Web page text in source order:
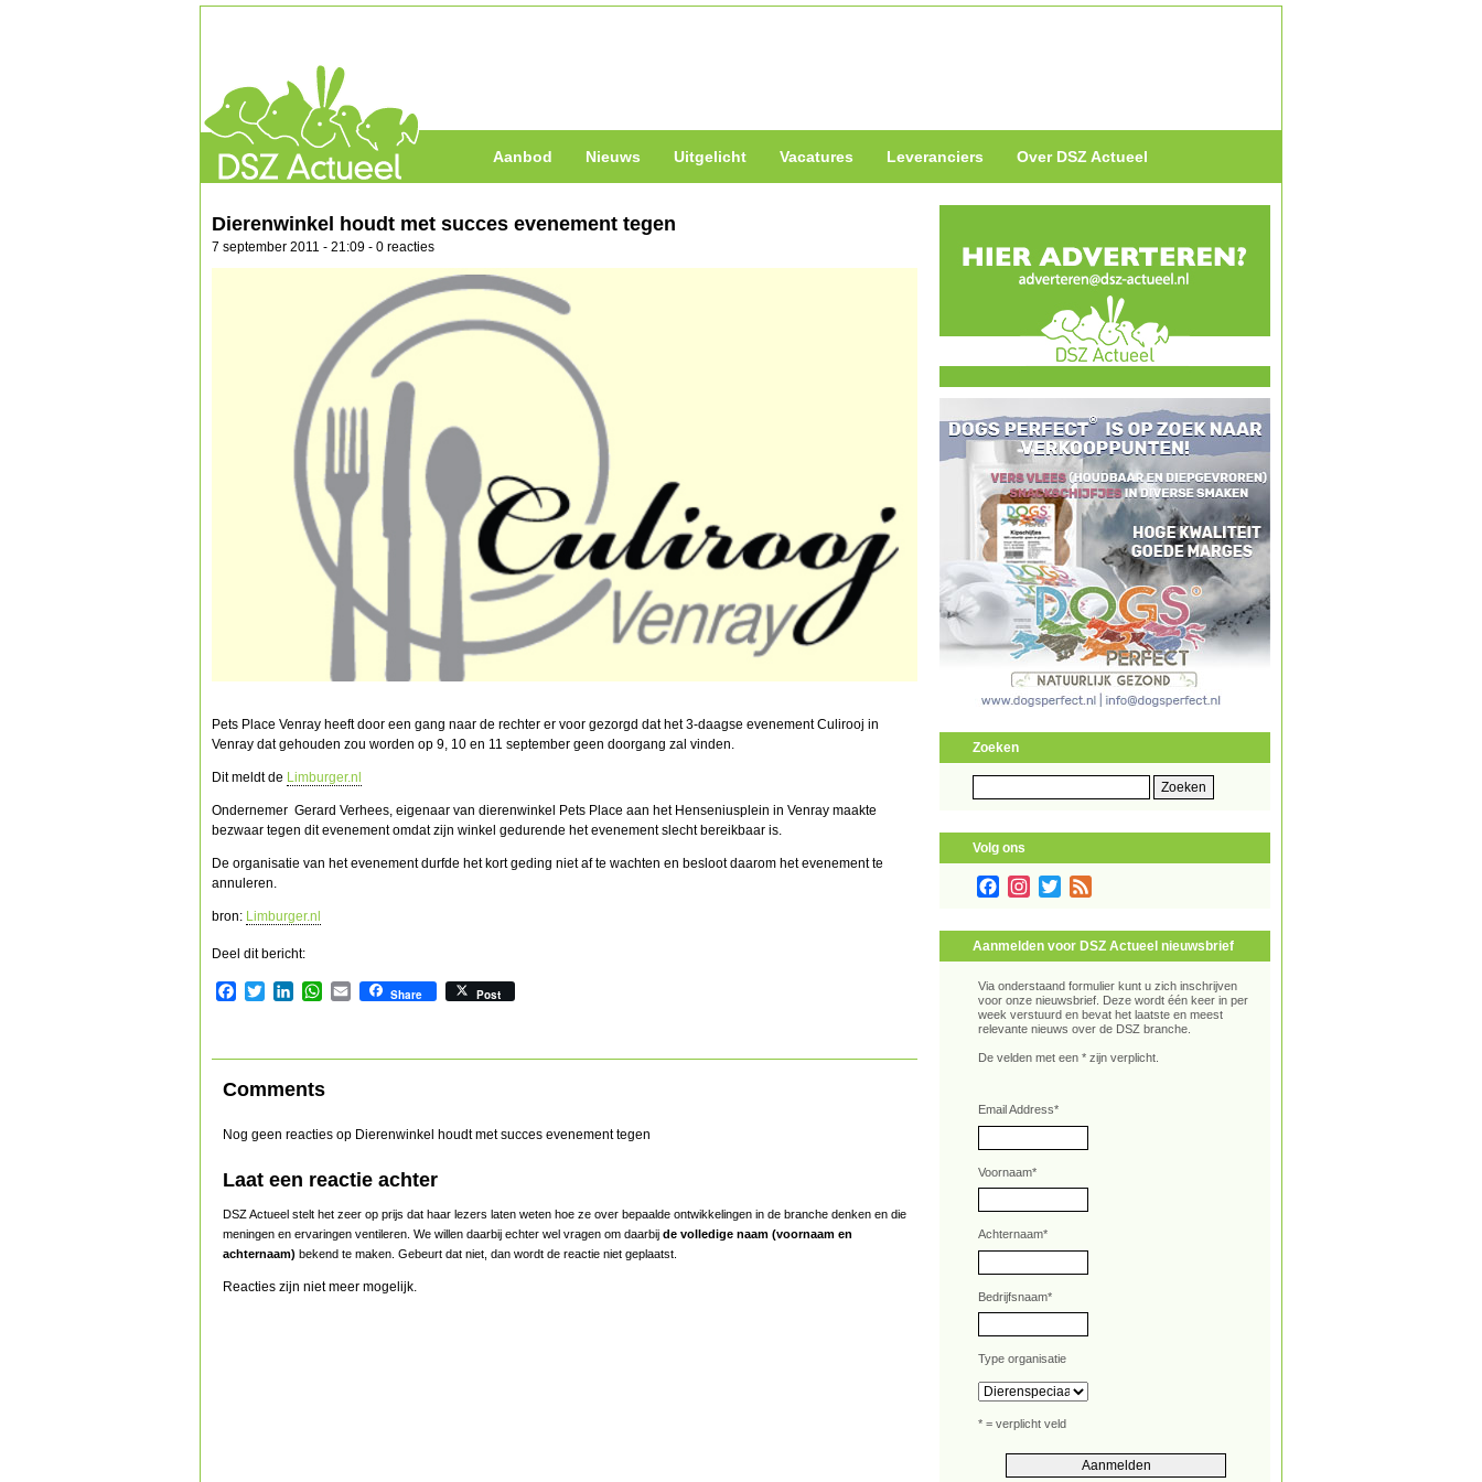
Aanbod Nieuws Uitgelicht Vacatures Leveranciers Over DSZ Actueel
Dierenwinkel houdt met succes evenement tegen
7 september 2011 - 21:09 - 0 reacties
Pets Place Venray heeft door een gang naar de rechter er voor gezorgd dat het 3-daagse evenement Culirooj in
Venray dat gehouden zou worden op 9, 10 en 11 september geen doorgang zal vinden.
Dit meldt de Limburger.nl
Ondernemer Gerard Verhees, eigenaar van dierenwinkel Pets Place aan het Henseniusplein in Venray maakte
bezwaar tegen dit evenement omdat zijn winkel gedurende het evenement slecht bereikbaar is.
De organisatie van het evenement durfde het kort geding niet af te wachten en besloot daarom het evenement te
annuleren.
bron: Limburger.nl
Deel dit bericht:
Facebook
TwitterLinkedInWhatsApp
EmailShare Post
Comments
Nog geen reacties op Dierenwinkel houdt met succes evenement tegen
Laat een reactie achter
DSZ Actueel stelt het zeer op prijs dat haar lezers laten weten hoe ze over bepaalde ontwikkelingen in de branche denken en die
meningen en ervaringen ventileren. We willen daarbij echter wel vragen om daarbij de volledige naam (voornaam en
achternaam) bekend te maken. Gebeurt dat niet, dan wordt de reactie niet geplaatst.
Reacties zijn niet meer mogelijk.
Zoeken
naar:
Volg ons
FacebookInstagram
Twitter
Aanmelden voor DSZ Actueel nieuwsbrief
Via onderstaand formulier kunt u zich inschrijven
voor onze nieuwsbrief. Deze wordt één keer in per
week verstuurd en bevat het laatste en meest
relevante nieuws over de DSZ branche.
De velden met een * zijn verplicht.
Email Address*
Voornaam*
Achternaam*
Bedrijfsnaam*
Type organisatie
* = verplicht veld